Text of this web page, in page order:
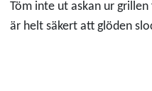
Töm inte ut askan ur
är helt säkert att glöden